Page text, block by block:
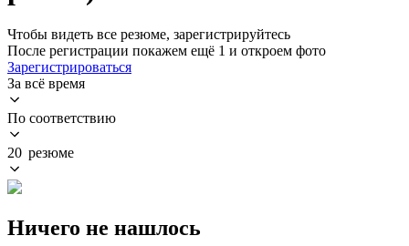
Чтобы видеть все резюме, зарегистрируйтесь
После регистрации покажем ещё 1 и откроем фото
Зарегистрироваться
За всё время
По соответствию
20 резюме
Ничего не нашлось